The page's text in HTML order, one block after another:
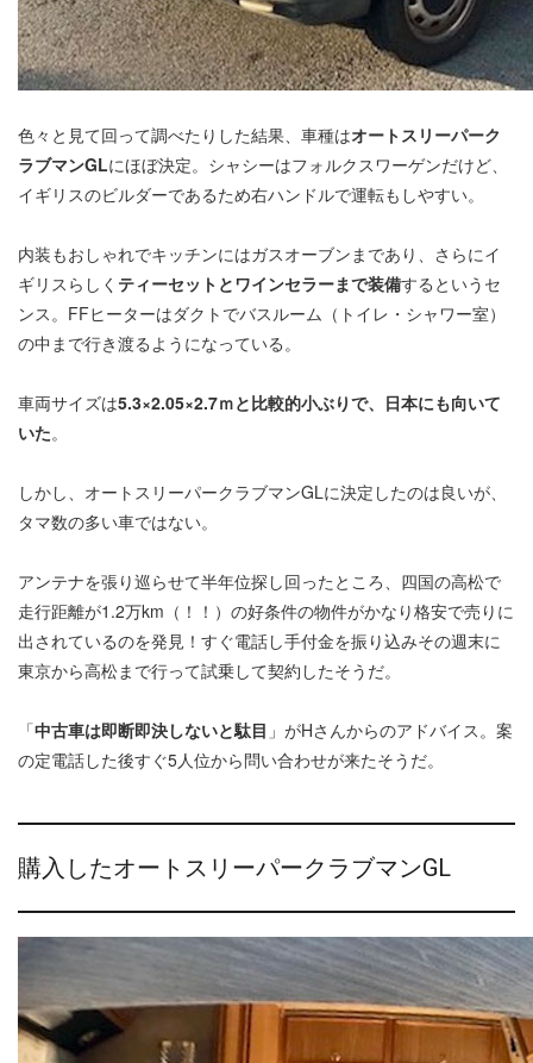
色々と見て回って調べたりした結果、車種はオートスリーパーク
ラブマンGLにほぼ決定。シャシーはフォルクスワーゲンだけど、
イギリスのビルダーであるため右ハンドルで運転もしやすい。
内装もおしゃれでキッチンにはガスオーブンまであり、さらにイ
ギリスらしく ティーセットとワインセラーまで装備するというセ
ンス。FFヒーターはダクトでバスルーム（トイレ・シャワー室）
の中まで行き渡るようになっている。
車両サイズは5.3×2.05×2.7ｍと比較的小ぶりで、日本にも向いて
いた。
しかし、オートスリーパークラブマンGLに決定したのは良いが、
タマ数の多い車ではない。
アンテナを張り巡らせて半年位探し回ったところ、四国の高松で
走行距離が1.2万km（！！）の好条件の物件がかなり格安で売りに
出されているのを発見！すぐ電話し手付金を振り込みその週末に
東京から高松まで行って試乗して契約したそうだ。
「中古車は即断即決しないと駄目 」がHさんからのアドバイス。案
の定電話した後すぐ5人位から問い合わせが来たそうだ。
購入したオートスリーパークラブマンGL